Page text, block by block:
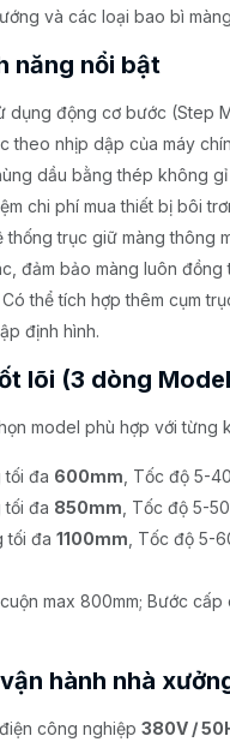
và các loại bao bì
năng nổi bật
dụng động cơ bước (Step
theo nhịp dập của máy
dầu bằng thép không
chi phí mua thiết bị bôi
thống trục giữ màng thông
đảm bảo màng luôn
Có thể tích hợp thêm cụm
định hình.
lõi (3 dòng
model phù hợp với từng
tối đa 600mm , Tốc độ 5-
tối đa 850mm , Tốc độ 5-
tối đa 1100mm , Tốc độ 5-
max 800mm; Bước
hành nhà
công nghiệp 380V /